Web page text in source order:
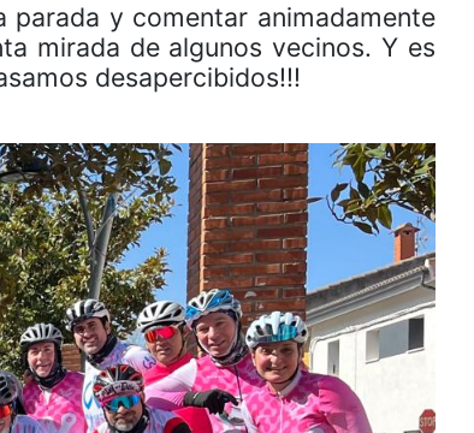
parada y comentar animadamente
mirada de algunos vecinos. Y es
desapercibidos!!!